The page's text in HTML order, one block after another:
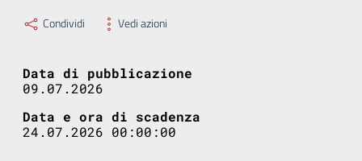
Condividi Vedi azioni
Data di pubblicazione
09.07.2026
Data e ora di scadenza
24.07.2026 00:00:00